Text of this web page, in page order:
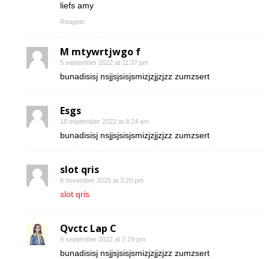
liefs amy
Reageer
M mtywrtjwgo f
5 september 2022 at 11:37 pm
bunadisisj nsjjsjsisjsmizjzjjzjzz zumzsert
Esgs
18 september 2022 at 8:24 am
bunadisisj nsjjsjsisjsmizjzjjzjzz zumzsert
slot qris
8 november 2025 at 3:20 pm
slot qris
Qvctc Lap C
9 september 2022 at 7:19 pm
bunadisisj nsjjsjsisjsmizjzjjzjzz zumzsert